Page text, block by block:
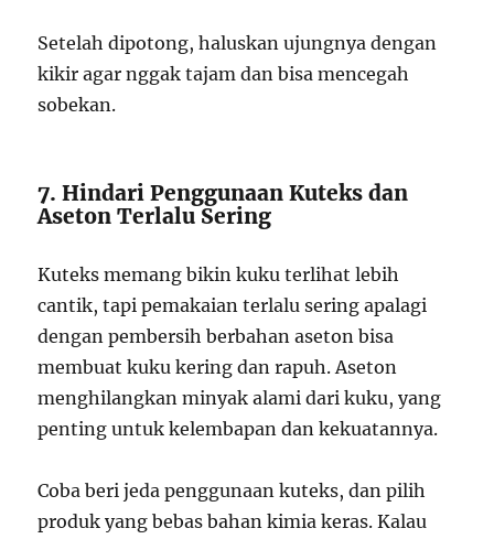
Setelah dipotong, haluskan ujungnya dengan
kikir agar nggak tajam dan bisa mencegah
sobekan.
7. Hindari Penggunaan Kuteks dan
Aseton Terlalu Sering
Kuteks memang bikin kuku terlihat lebih
cantik, tapi pemakaian terlalu sering apalagi
dengan pembersih berbahan aseton bisa
membuat kuku kering dan rapuh. Aseton
menghilangkan minyak alami dari kuku, yang
penting untuk kelembapan dan kekuatannya.
Coba beri jeda penggunaan kuteks, dan pilih
produk yang bebas bahan kimia keras. Kalau